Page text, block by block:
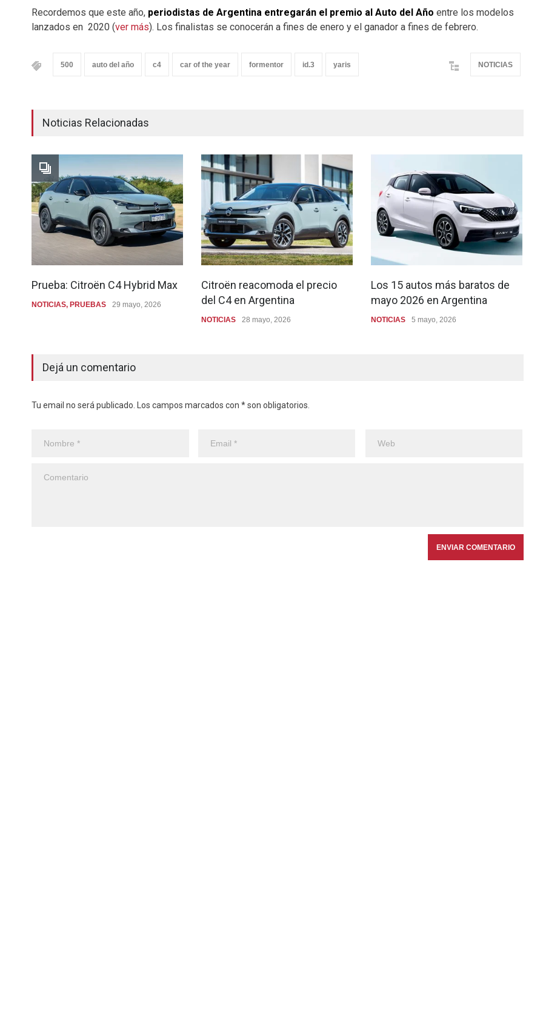
Recordemos que este año, periodistas de Argentina entregarán el premio al Auto del Año entre los modelos
lanzados en 2020 (ver más). Los finalistas se conocerán a fines de enero y el ganador a fines de febrero.
500 auto del año c4 car of the year formentor id.3 yaris NOTICIAS
Noticias Relacionadas
Prueba: Citroën C4 Hybrid Max
NOTICIAS, PRUEBAS 29 mayo, 2026
Citroën reacomoda el precio
del C4 en Argentina
NOTICIAS 28 mayo, 2026
Los 15 autos más baratos de
mayo 2026 en Argentina
NOTICIAS 5 mayo, 2026
Dejá un comentario
Tu email no será publicado. Los campos marcados con * son obligatorios.